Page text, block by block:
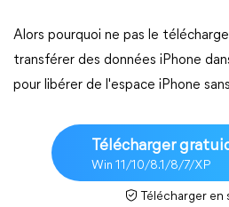
Alors pourquoi ne pas le
transférer des données iPhone
pour libérer de l'espace iPhone
Télécharger
Win 11/10/8.1/8/7/XP
Télécharger en